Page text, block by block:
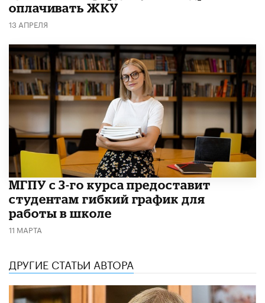
оплачивать ЖКУ
13 АПРЕЛЯ
МГПУ с 3-го курса предоставит
студентам гибкий график для
работы в школе
11 МАРТА
ДРУГИЕ СТАТЬИ АВТОРА